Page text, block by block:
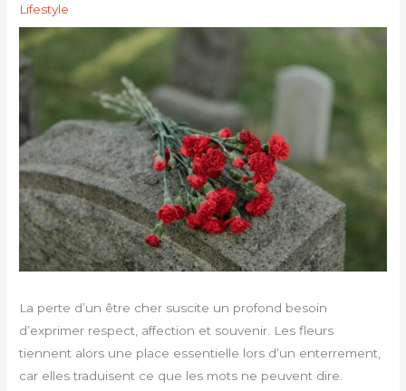
Lifestyle
La perte d’un être cher suscite un profond besoin
d’exprimer respect, affection et souvenir. Les fleurs
tiennent alors une place essentielle lors d’un enterrement,
car elles traduisent ce que les mots ne peuvent dire.